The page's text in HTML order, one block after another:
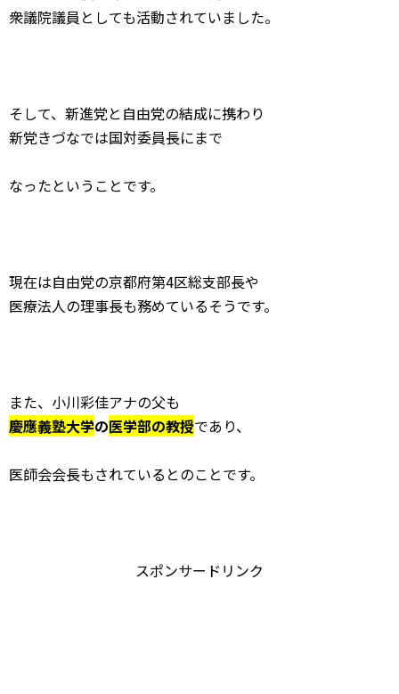
衆議院議員としても活動されていました。
そして、新進党と自由党の結成に携わり
新党きづなでは国対委員長にまで
なったということです。
現在は自由党の京都府第4区総支部長や
医療法人の理事長も務めているそうです。
また、小川彩佳アナの父も
慶應義塾大学の医学部の教授であり、
医師会会長もされているとのことです。
スポンサードリンク